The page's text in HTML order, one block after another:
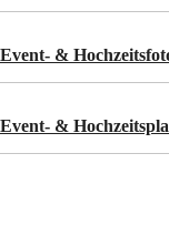
Event- &
Event- &